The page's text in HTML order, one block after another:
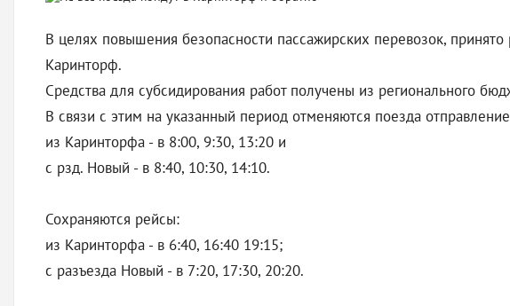
В целях повышения безопасности пассажирских перевозок,
Каринторф.
Средства для субсидирования работ получены из регионального
В связи с этим на указанный период отменяются поезда
из Каринторфа - в 8:00, 9:30, 13:20 и
с рзд. Новый - в 8:40, 10:30, 14:10.
Сохраняются рейсы:
из Каринторфа - в 6:40, 16:40 19:15;
c разъезда Новый - в 7:20, 17:30, 20:20.